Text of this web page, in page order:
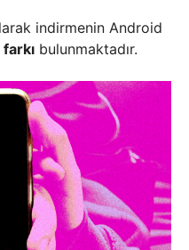
indirmenin Android
bulunmaktadır.